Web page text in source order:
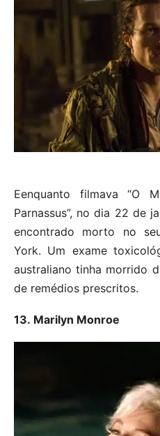
Eenquanto filmava “O
Parnassus”, no dia 22 de
encontrado morto no
York. Um exame
australiano tinha morrido
de remédios prescritos.
13. Marilyn Monroe